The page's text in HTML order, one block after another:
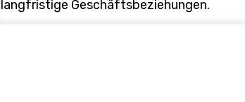
langfristige Geschäftsbeziehungen.